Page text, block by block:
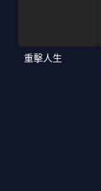
重擊人生